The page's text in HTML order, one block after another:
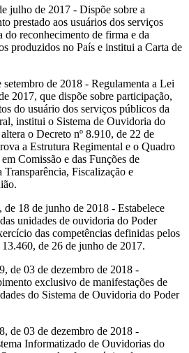
julho de 2017 - Dispõe sobre a
prestado aos usuários dos serviços
do reconhecimento de firma e da
produzidos no País e institui a Carta de
setembro de 2018 - Regulamenta a Lei
2017, que dispõe sobre participação,
do usuário dos serviços públicos da
institui o Sistema de Ouvidoria do
o Decreto nº 8.910, de 22 de
a Estrutura Regimental e o Quadro
Comissão e das Funções de
Fiscalização e
de 18 de junho de 2018 - Estabelece
unidades de ouvidoria do Poder
das competências definidas pelos
de 26 de junho de 2017.
de 03 de dezembro de 2018 -
exclusivo de manifestações de
do Sistema de Ouvidoria do Poder
de 03 de dezembro de 2018 -
Informatizado de Ouvidorias do